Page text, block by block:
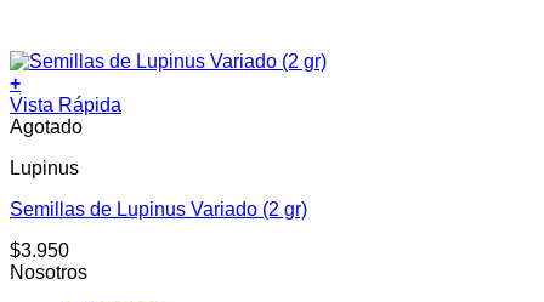
+
Vista Rápida
Agotado
Lupinus
Semillas de Lupinus Variado (2 gr)
$3.950
Nosotros